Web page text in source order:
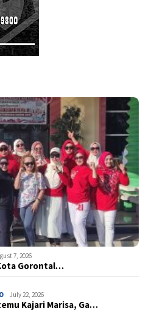
7, 2026
Gorontal…
July 22, 2026
Kajari Marisa, Ga…